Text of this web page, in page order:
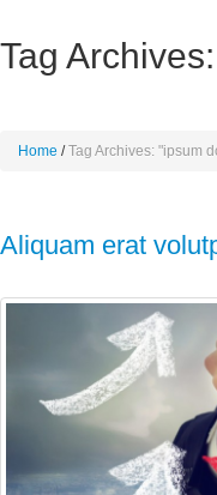
Tag Archives:
Home Tag Archives: "ipsum
Aliquam erat